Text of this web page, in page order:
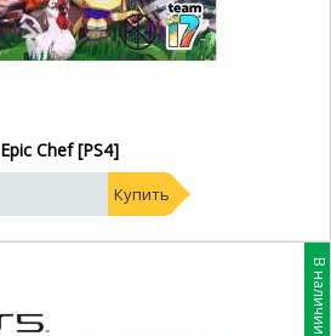
Epic Chef [PS4]
Купить
В наличии